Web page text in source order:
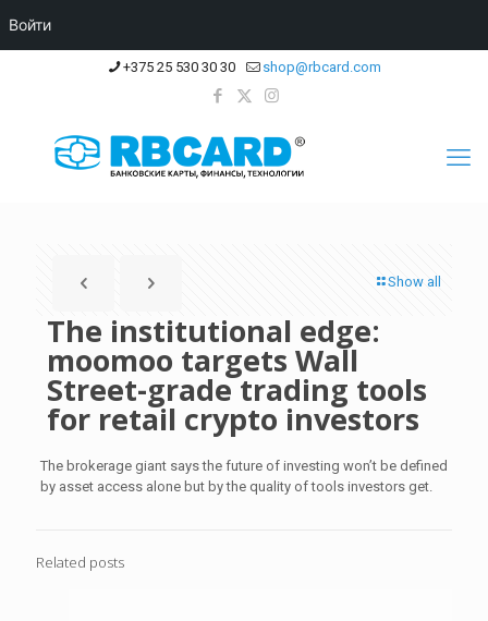
+375 25 530 30 30 shop@rbcard.com
Show all
The institutional edge:
moomoo targets Wall
Street-grade trading tools
for retail crypto investors
The brokerage giant says the future of investing won’t be defined
by asset access alone but by the quality of tools investors get.
Related posts
Войти